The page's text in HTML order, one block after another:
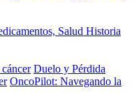
Salud Historia
Duelo y Pérdida
OncoPilot: Navegando la